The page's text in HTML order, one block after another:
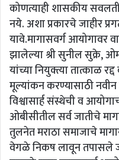
कोणत्याही शासकीय
नये. अशा प्रकारचे जाहीर
यावे.मागासवर्ग आयोगावर
झालेल्या श्री सुनील सुक्रे,
यांच्या नियुक्त्या तात्काळ
मूल्यांकन करण्यासाठी
विश्वासार्ह संस्थेची व
ओबीसीतील सर्व जातीचे
तुलनेत मराठा समाजाचे
वेगळे निकष लावून तपासले